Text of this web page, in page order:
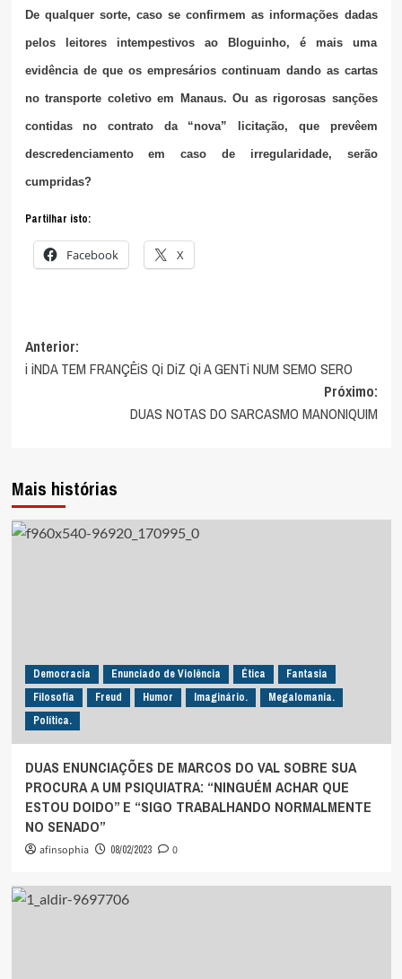
De qualquer sorte, caso se confirmem as informações dadas
pelos leitores intempestivos ao Bloguinho, é mais uma
evidência de que os empresários continuam dando as cartas
no transporte coletivo em Manaus. Ou as rigorosas sanções
contidas no contrato da “nova” licitação, que prevêem
descredenciamento em caso de irregularidade, serão
cumpridas?
Partilhar isto:
Facebook X
Navegação
de
Anterior:
i iNDA TEM FRANÇÊiS Qi DiZ Qi A GENTi NUM SEMO SERO
Próximo:
DUAS NOTAS DO SARCASMO MANONIQUIM
Mais histórias
Democracia Enunciado de Violência Ética
Fantasia
Filosofia
Freud Humor Imaginário.
Megalomania.
Política.
DUAS ENUNCIAÇÕES DE MARCOS DO VAL SOBRE SUA
PROCURA A UM PSIQUIATRA: “NINGUÉM ACHAR QUE
ESTOU DOIDO” E “SIGO TRABALHANDO NORMALMENTE
NO SENADO”
afinsophia 08/02/2023 0